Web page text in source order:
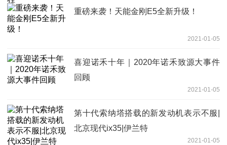
重磅来袭！天能金刚E5全新升级！
2021-01-05
喜迎诺禾十年｜2020年诺禾致源大事件
回顾
2021-01-05
第十代索纳塔搭载的新发动机表示不服|
北京现代ix35|伊兰特
2021-01-05